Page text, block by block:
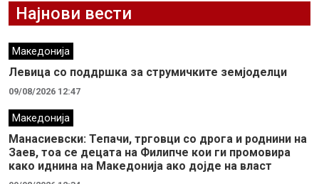
Најнови вести
Македонија
Левица со поддршка за струмичките земјоделци
09/08/2026 12:47
Македонија
Манасиевски: Тепачи, трговци со дрога и роднини на
Заев, тоа се децата на Филипче кои ги промoвира
како иднина на Македонија ако дојде на власт